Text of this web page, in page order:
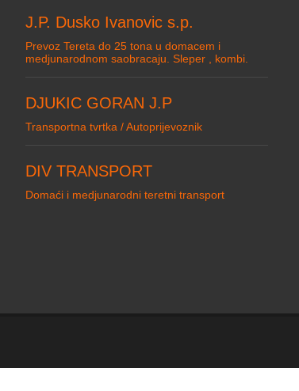
J.P. Dusko Ivanovic s.p.
Prevoz Tereta do 25 tona u domacem i
medjunarodnom saobracaju. Sleper , kombi.
DJUKIC GORAN J.P
Transportna tvrtka / Autoprijevoznik
DIV TRANSPORT
Domaći i medjunarodni teretni transport